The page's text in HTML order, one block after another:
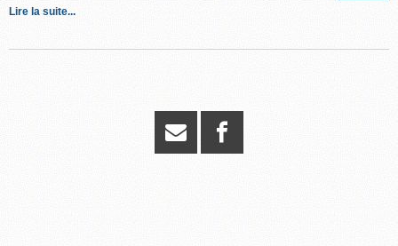
Lire la suite...